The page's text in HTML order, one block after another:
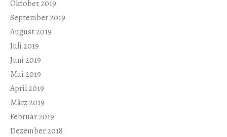
Oktober 2019
September 2019
August 2019
Juli 2019
Juni 2019
Mai 2019
April 2019
März 2019
Februar 2019
Dezember 2018